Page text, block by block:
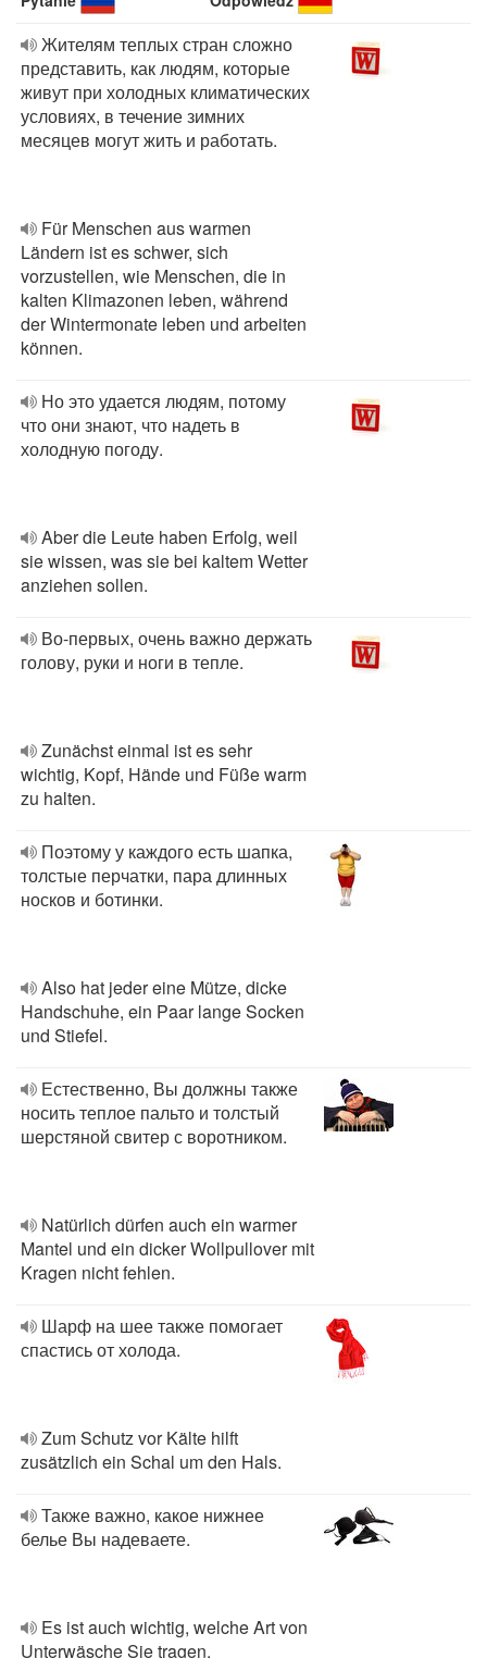
Жителям теплых стран сложно
представить, как людям, которые
живут при холодных климатических
условиях, в течение зимних
месяцев могут жить и работать.
Für Menschen aus warmen
Ländern ist es schwer, sich
vorzustellen, wie Menschen, die in
kalten Klimazonen leben, während
der Wintermonate leben und arbeiten
können.
Но это удается людям, потому
что они знают, что надеть в
холодную погоду.
Aber die Leute haben Erfolg, weil
sie wissen, was sie bei kaltem Wetter
anziehen sollen.
Во-первых, очень важно держать
голову, руки и ноги в тепле.
Zunächst einmal ist es sehr
wichtig, Kopf, Hände und Füße warm
zu halten.
Поэтому у каждого есть шапка,
толстые перчатки, пара длинных
носков и ботинки.
Also hat jeder eine Mütze, dicke
Handschuhe, ein Paar lange Socken
und Stiefel.
Естественно, Вы должны также
носить теплое пальто и толстый
шерстяной свитер с воротником.
Natürlich dürfen auch ein warmer
Mantel und ein dicker Wollpullover mit
Kragen nicht fehlen.
Шарф на шее также помогает
спастись от холода.
Zum Schutz vor Kälte hilft
zusätzlich ein Schal um den Hals.
Также важно, какое нижнее
белье Вы надеваете.
Es ist auch wichtig, welche Art von
Unterwäsche Sie tragen.